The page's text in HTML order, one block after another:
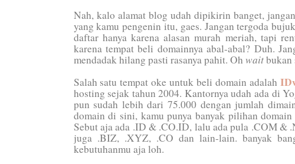
Nah, kalo alamat blog udah dipikirin banget,
yang kamu pengenin itu, gaes. Jangan tergoda
daftar hanya karena alasan murah meriah, tapi
karena tempat beli domainnya abal-abal? Duh.
mendadak hilang pasti rasanya pahit. Oh waitbukan
Salah satu tempat oke untuk beli domain adalah
hosting sejak tahun 2004. Kantornya udah ada di
pun sudah lebih dari 75.000 dengan jumlah
domain di sini, kamu punya banyak pilihan
Sebut aja ada .ID & .CO.ID, lalu ada pula .COM &
juga .BIZ, .XYZ, .CO dan lain-lain. banyak
kebutuhanmu aja loh.